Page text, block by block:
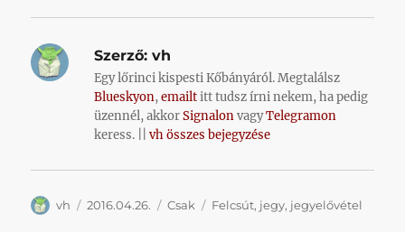
Szerző: vh
Egy lőrinci kispesti Kőbányáról. Megtalálsz
Blueskyon,emailtitt tudsz írni nekem, ha pedig
üzennél, akkorSignalonvagyTelegramon
keress. ||vh összes bejegyzése
Szerző
vh Közzétéve
2016.04.26. Kategória
Csak Címke
Felcsút, jegy, jegyelővétel